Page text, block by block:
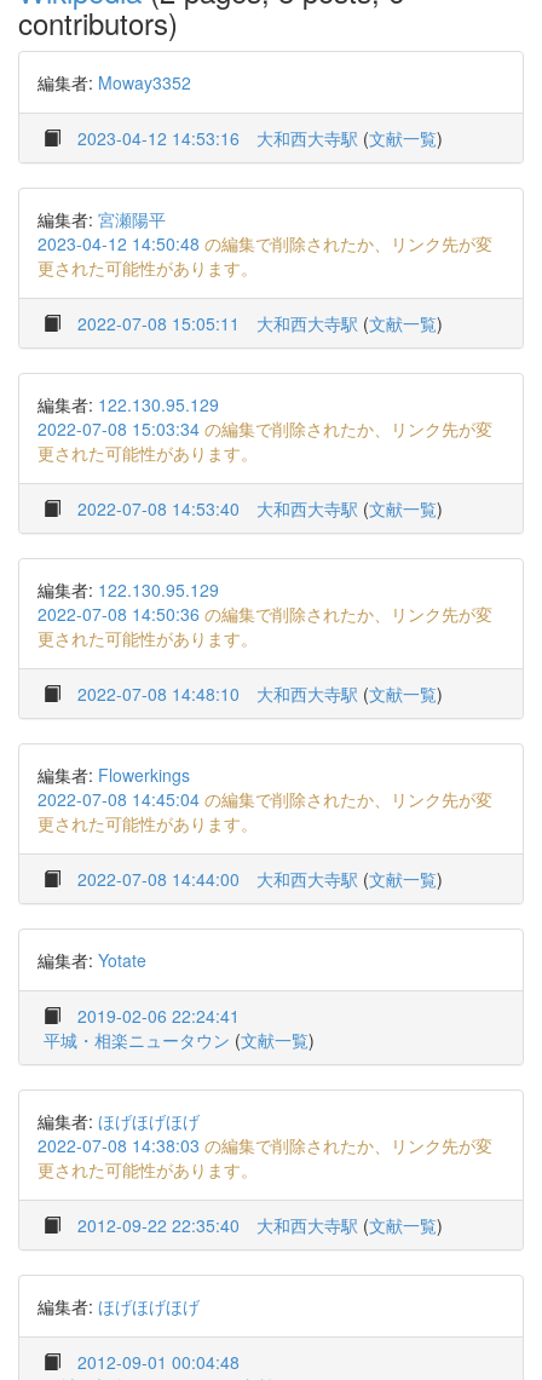
contributors)
編集者: Moway3352
2023-04-12 14:53:16 大和西大寺駅 (文献一覧)
編集者: 宮瀬陽平
2023-04-12 14:50:48 の編集で削除されたか、リンク先が変
更された可能性があります。
2022-07-08 15:05:11 大和西大寺駅 (文献一覧)
編集者: 122.130.95.129
2022-07-08 15:03:34 の編集で削除されたか、リンク先が変
更された可能性があります。
2022-07-08 14:53:40 大和西大寺駅 (文献一覧)
編集者: 122.130.95.129
2022-07-08 14:50:36 の編集で削除されたか、リンク先が変
更された可能性があります。
2022-07-08 14:48:10 大和西大寺駅 (文献一覧)
編集者: Flowerkings
2022-07-08 14:45:04 の編集で削除されたか、リンク先が変
更された可能性があります。
2022-07-08 14:44:00 大和西大寺駅 (文献一覧)
編集者: Yotate
2019-02-06 22:24:41
平城・相楽ニュータウン (文献一覧)
編集者: ほげほげほげ
2022-07-08 14:38:03 の編集で削除されたか、リンク先が変
更された可能性があります。
2012-09-22 22:35:40 大和西大寺駅 (文献一覧)
編集者: ほげほげほげ
2012-09-01 00:04:48